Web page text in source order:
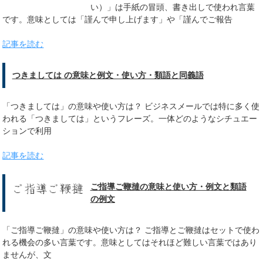
い）」は手紙の冒頭、書き出しで使われ言葉
です。意味としては「謹んで申し上げます」や「謹んでご報告
記事を読む
つきましては の意味と例文・使い方・類語と同義語
「つきましては」の意味や使い方は？ ビジネスメールでは特に多く使
われる「つきましては」というフレーズ。一体どのようなシチュエー
ションで利用
記事を読む
ご指導ご鞭撻の意味と使い方・例文と類語
の例文
「ご指導ご鞭撻」の意味や使い方は？ ご指導とご鞭撻はセットで使わ
れる機会の多い言葉です。意味としてはそれほど難しい言葉ではあり
ませんが、文